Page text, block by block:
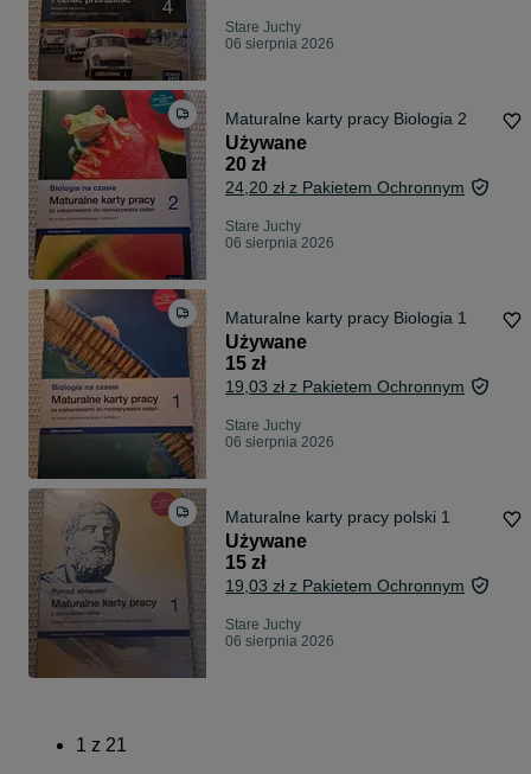
Stare Juchy
06 sierpnia 2026
Maturalne karty pracy Biologia 2
Używane
20 zł
24,20 zł z Pakietem Ochronnym
Stare Juchy
06 sierpnia 2026
Maturalne karty pracy Biologia 1
Używane
15 zł
19,03 zł z Pakietem Ochronnym
Stare Juchy
06 sierpnia 2026
Maturalne karty pracy polski 1
Używane
15 zł
19,03 zł z Pakietem Ochronnym
Stare Juchy
06 sierpnia 2026
1 z 21